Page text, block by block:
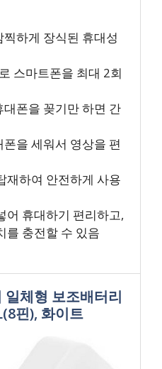
하게 장식된 휴대성
스마트폰을 최대 2회
폰을 꽂기만 하면 간
을 세워서 영상을 편
재하여 안전하게 사용
어 휴대하기 편리하고,
를 충전할 수 있음
일체형 보조배터리
핀), 화이트